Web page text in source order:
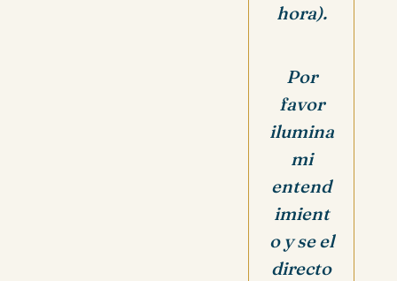
hora).
Por
favor
ilumina
mi
entend
imient
o y se el
directo